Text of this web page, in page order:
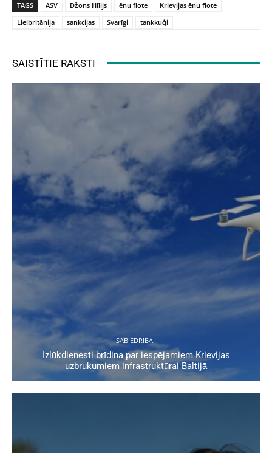
TAGS ASV Džons Hīlijs ēnu flote
Krievijas ēnu flote
Lielbritānija
sankcijas Svarīgi tankkuģi
SAISTĪTIE RAKSTI
SABIEDRĪBA
Izlūkdienesti brīdina par iespējamiem Krievijas
uzbrukumiem infrastruktūrai Baltijā